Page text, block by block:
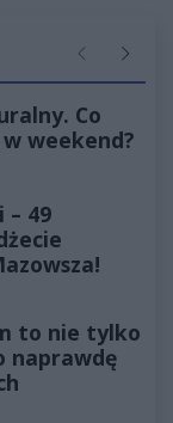
Poprzednie
Co
w weekend?
– 49
to nie tylko
naprawdę